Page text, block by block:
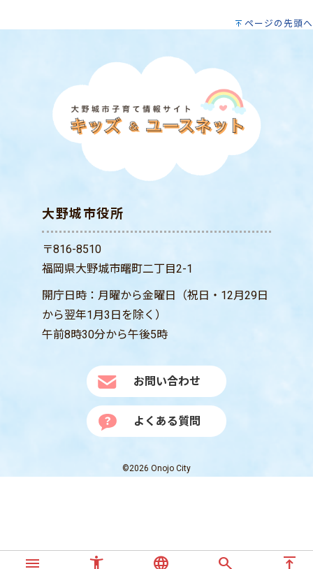
ページの先頭へ
大野城市役所
〒816-8510
福岡県大野城市曙町二丁目2-1
開庁日時：月曜から金曜日（祝日・12月29日
から翌年1月3日を除く）
午前8時30分から午後5時
お問い合わせ
よくある質問
©2026 Onojo City
menu accessibility_new language search vertical_align_top